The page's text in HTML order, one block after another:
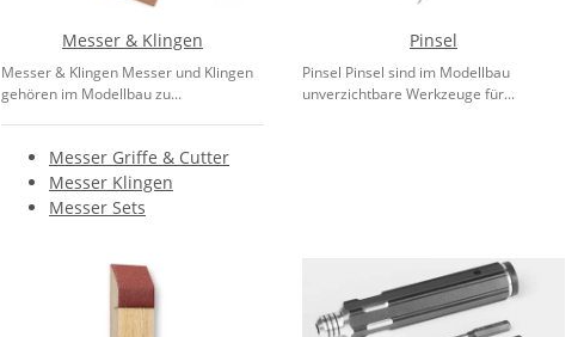
Messer & Klingen
Messer & Klingen Messer und Klingen
gehören im Modellbau zu...
Messer Griffe & Cutter
Messer Klingen
Messer Sets
Pinsel
Pinsel Pinsel sind im Modellbau
unverzichtbare Werkzeuge für...